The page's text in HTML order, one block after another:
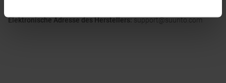
Elektronische Adresse des Herstellers:support@suunto.com